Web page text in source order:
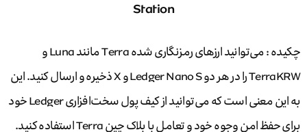
Station
چکیده : می‌توانید ارزهای رمزنگاری شده Terra مانند Luna و
TerraKRW را در هر دو Ledger Nano S و X ذخیره و ارسال کنید. این
به این معنی است که می‌توانید از کیف پول سخت‌افزاری Ledger خود
برای حفظ امن وجوه خود و تعامل با بلاک چین Terra استفاده کنید.